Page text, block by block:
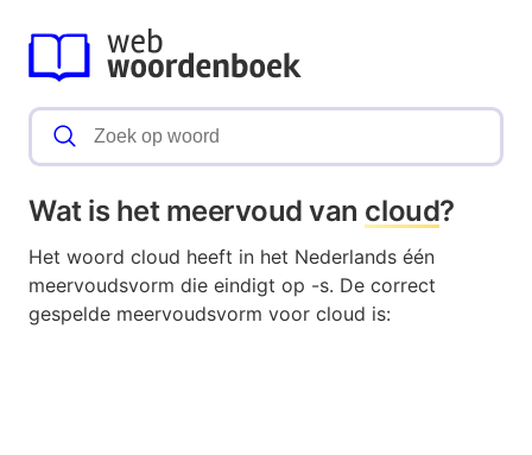
Wat is het meervoud van cloud?
Het woord cloud heeft in het Nederlands één
meervoudsvorm die eindigt op -s. De correct
gespelde meervoudsvorm voor cloud is: